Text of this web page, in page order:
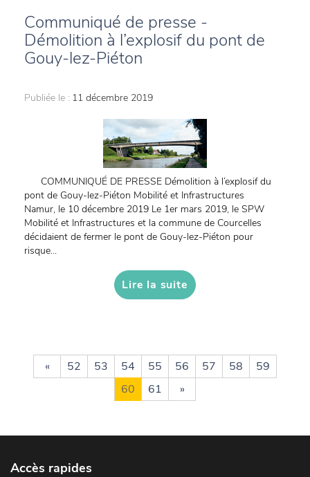
Communiqué de presse -
Démolition à l’explosif du pont de
Gouy-lez-Piéton
Publiée le : 11 décembre 2019
COMMUNIQUÉ DE PRESSE Démolition à l’explosif du
pont de Gouy-lez-Piéton Mobilité et Infrastructures
Namur, le 10 décembre 2019 Le 1er mars 2019, le SPW
Mobilité et Infrastructures et la commune de Courcelles
décidaient de fermer le pont de Gouy-lez-Piéton pour
risque...
Lire la suite
« 52 53 54 55 56 57 58
59
60
61 »
Accès rapides